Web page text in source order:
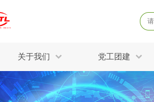
关于我们 党工团建